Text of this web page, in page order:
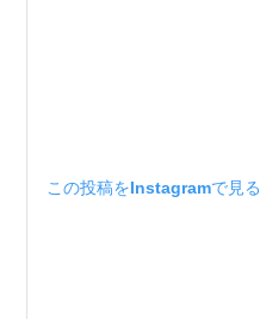
この投稿をInstagramで見る